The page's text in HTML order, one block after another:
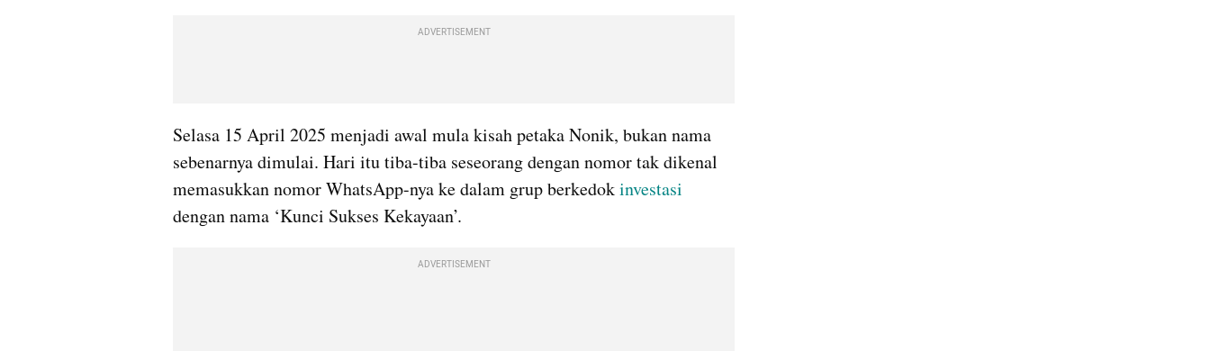
ADVERTISEMENT
Selasa 15 April 2025 menjadi awal mula kisah petaka Nonik, bukan nama
sebenarnya dimulai. Hari itu tiba-tiba seseorang dengan nomor tak dikenal
memasukkan nomor WhatsApp-nya ke dalam grup berkedok investasi
dengan nama ‘Kunci Sukses Kekayaan’.
ADVERTISEMENT